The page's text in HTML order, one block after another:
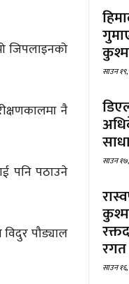
जिपलाइनको
नै
पनि पठाउने
पौड्याल
साउन
साउन
साउन